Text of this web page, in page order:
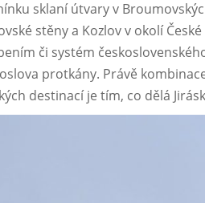
sklaní útvary v
stěny a Kozlov v okolí
či systém
protkány. Právě
destinací je tím, co dělá